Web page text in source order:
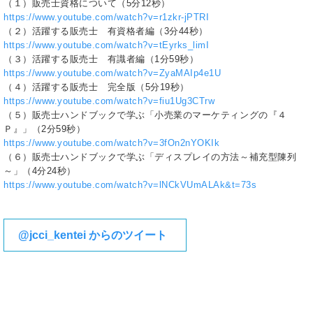
（１）販売士資格について（5分12秒）
https://www.youtube.com/watch?v=r1zkr-jPTRI
（２）活躍する販売士 有資格者編（3分44秒）
https://www.youtube.com/watch?v=tEyrks_limI
（３）活躍する販売士 有識者編（1分59秒）
https://www.youtube.com/watch?v=ZyaMAIp4e1U
（４）活躍する販売士 完全版（5分19秒）
https://www.youtube.com/watch?v=fiu1Ug3CTrw
（５）販売士ハンドブックで学ぶ「小売業のマーケティングの『４
Ｐ』」（2分59秒）
https://www.youtube.com/watch?v=3fOn2nYOKIk
（６）販売士ハンドブックで学ぶ「ディスプレイの方法～補充型陳列
～」（4分24秒）
https://www.youtube.com/watch?v=lNCkVUmALAk&t=73s
@jcci_kentei からのツイート